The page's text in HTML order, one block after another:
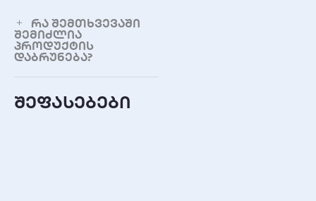
რა შემთხვევაში
შემიძლია
პროდუქტის
დაბრუნება?
შეფასებები